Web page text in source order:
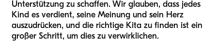
Unterstützung zu schaffen. Wir glauben, dass jedes
Kind es verdient, seine Meinung und sein Herz
auszudrücken, und die richtige Kita zu finden ist ein
großer Schritt, um dies zu verwirklichen.